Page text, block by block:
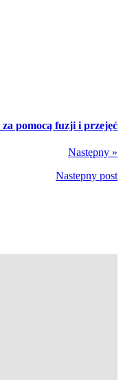
pomocą fuzji i przejęć
Następny »
Nastepny post